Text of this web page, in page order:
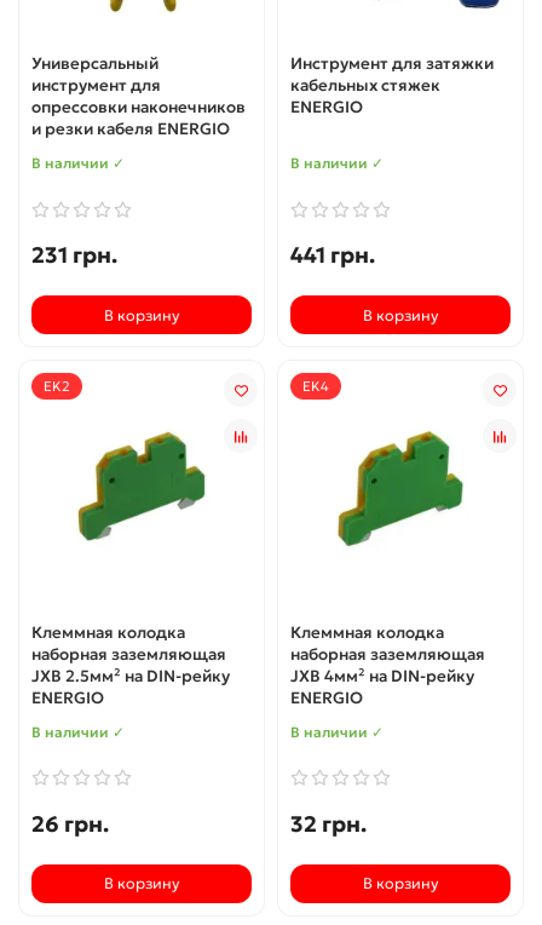
Универсальный
инструмент для
опрессовки наконечников
и резки кабеля ENERGIO
В наличии ✓
231 грн.
В корзину
Инструмент для затяжки
кабельных стяжек
ENERGIO
В наличии ✓
441 грн.
В корзину
EK2
Клеммная колодка
наборная заземляющая
JXB 2.5мм² на DIN-рейку
ENERGIO
В наличии ✓
26 грн.
В корзину
EK4
Клеммная колодка
наборная заземляющая
JXB 4мм² на DIN-рейку
ENERGIO
В наличии ✓
32 грн.
В корзину